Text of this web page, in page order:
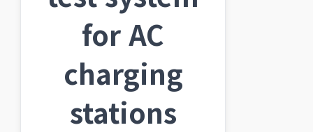
for AC
charging
stations